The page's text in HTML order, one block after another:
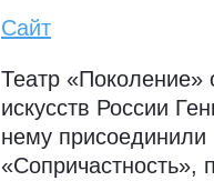
Сайт
Театр «Поколение»
искусств России
нему присоединили
«Сопричастность»,